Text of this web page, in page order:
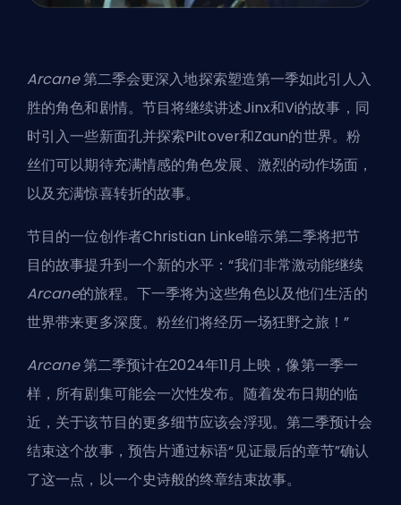
Arcane第二季会更深入地探索塑造第一季如此引人入
胜的角色和剧情。节目将继续讲述Jinx和Vi的故事，同
时引入一些新面孔并探索Piltover和Zaun的世界。粉
丝们可以期待充满情感的角色发展、激烈的动作场面，
以及充满惊喜转折的故事。
节目的一位创作者Christian Linke暗示第二季将把节
目的故事提升到一个新的水平：“我们非常激动能继续
Arcane的旅程。下一季将为这些角色以及他们生活的
世界带来更多深度。粉丝们将经历一场狂野之旅！”
Arcane第二季预计在2024年11月上映，像第一季一
样，所有剧集可能会一次性发布。随着发布日期的临
近，关于该节目的更多细节应该会浮现。第二季预计会
结束这个故事，预告片通过标语“见证最后的章节”确认
了这一点，以一个史诗般的终章结束故事。